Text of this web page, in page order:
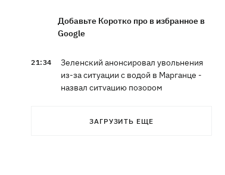
Добавьте Коротко про в избранное в
Google
21:34
Зеленский анонсировал увольнения
из-за ситуации с водой в Марганце -
назвал ситуацию позором
Сборная Украины по хоккею получила
ЗАГРУЗИТЬ ЕЩЕ